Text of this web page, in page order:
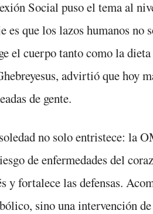
Social puso el tema al
es que los lazos humanos no
el cuerpo tanto como la
advirtió que hoy
de gente.
no solo entristece: la
de enfermedades del
y fortalece las defensas.
sino una intervención